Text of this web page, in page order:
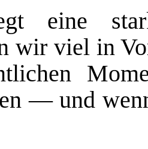
eine
wir viel in
— und